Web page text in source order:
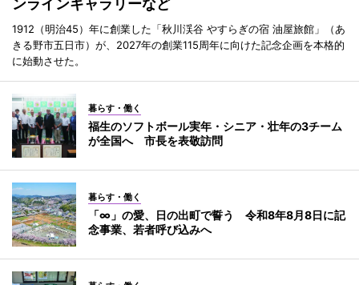
ンラインギャラリーなど
1912（明治45）年に創業した「秋川渓谷 やすらぎの宿 油屋旅館」（あ
きる野市五日市）が、2027年の創業115周年に向けた記念企画を本格的
に始動させた。
暮らす・働く
福生のソフトボール実年・シニア・壮年の3チーム
が全国へ 市長を表敬訪問
暮らす・働く
「∞」の愛、日の出町で誓う 令和8年8月8日に記
念事業、若者呼び込みへ